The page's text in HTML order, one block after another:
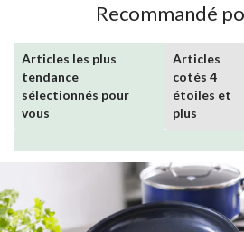
Recommandé
Articles les plus
tendance
sélectionnés pour
vous
Articles
cotés 4
étoiles et
plus